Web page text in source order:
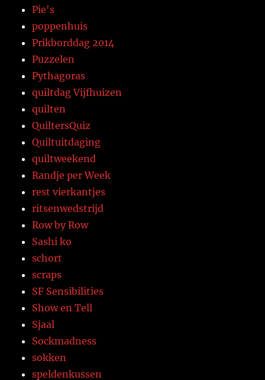
Pie's
poppenhuis
Prikborddag 2014
Puzzelen
Pythagoras
quiltdag Vijfhuizen
quilten
QuiltersQuiz
Quiltuitdaging
quiltweekend
Randje per Week
rest vierkantjes
ritsenwedstrijd
Row by Row
Sashi ko
schort
scraps
SF Sensibilities
Show en Tell
Sjaal
Sockmadness
sokken
speldenkussen